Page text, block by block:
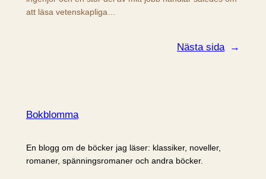
att läsa vetenskapliga…
Nästa sida →
Bokblomma
En blogg om de böcker jag läser: klassiker, noveller,
romaner, spänningsromaner och andra böcker.